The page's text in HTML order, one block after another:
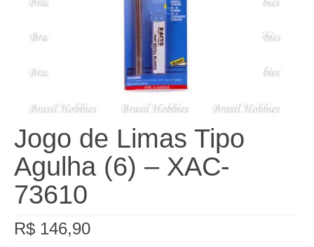
Jogo de Limas Tipo
Agulha (6) – XAC-
73610
R$ 146,90